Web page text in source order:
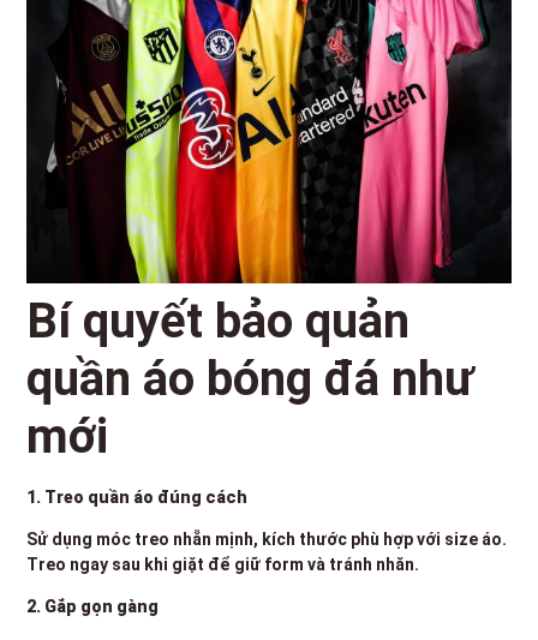
Bí quyết bảo quản
quần áo bóng đá như
mới
1. Treo quần áo đúng cách
Sử dụng móc treo nhẵn mịnh, kích thước phù hợp với size áo.
Treo ngay sau khi giặt để giữ form và tránh nhăn.
2. Gắp gọn gàng